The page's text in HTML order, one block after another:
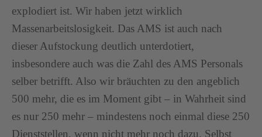
explodiert ist. Wir haben jetzt wirklich
Massenarbeitslosigkeit. Das AMS ist auch nach
dieser Aufstockung deutlich unterdotiert,
insbesondere auch was die Zahl des AMS Personals
selber betrifft. Also wir bräuchten zu den angeblich
500 mehr, die es im Moment gibt – in Wahrheit sind
es nur 250 mehr – mindestens noch einmal diese 250
Dienststellen, wenn nicht mehr noch dazu. Selbst